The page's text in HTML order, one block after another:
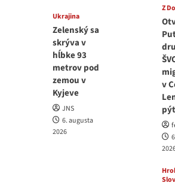
Ukrajina
Zelenský sa
skrýva v
hĺbke 93
metrov pod
zemou v
Kyjeve
JNS
6. augusta
2026
Z
v